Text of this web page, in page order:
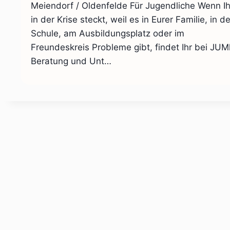
Meiendorf / Oldenfelde Für Jugendliche Wenn
in der Krise steckt, weil es in Eurer Familie, in
Schule, am Ausbildungsplatz oder im
Freundeskreis Probleme gibt, findet Ihr bei
Beratung und Unt…